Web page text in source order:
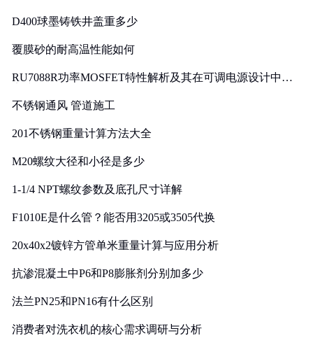
D400球墨铸铁井盖重多少
覆膜砂的耐高温性能如何
RU7088R功率MOSFET特性解析及其在可调电源设计中的
不锈钢通风 管道施工
201不锈钢重量计算方法大全
M20螺纹大径和小径是多少
1-1/4 NPT螺纹参数及底孔尺寸详解
F1010E是什么管？能否用3205或3505代换
20x40x2镀锌方管单米重量计算与应用分析
抗渗混凝土中P6和P8膨胀剂分别加多少
法兰PN25和PN16有什么区别
消费者对洗衣机的核心需求调研与分析